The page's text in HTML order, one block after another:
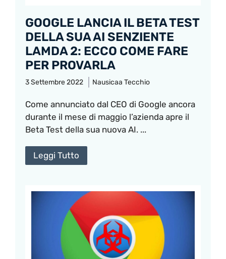
GOOGLE LANCIA IL BETA TEST
DELLA SUA AI SENZIENTE
LAMDA 2: ECCO COME FARE
PER PROVARLA
3 Settembre 2022 Nausicaa Tecchio
Come annunciato dal CEO di Google ancora
durante il mese di maggio l’azienda apre il
Beta Test della sua nuova AI. ...
Leggi Tutto